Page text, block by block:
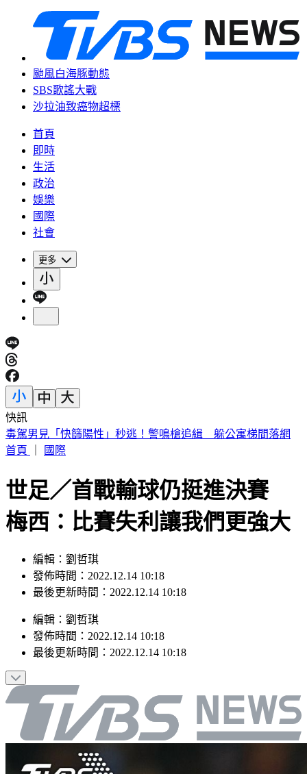
颱風白海豚動態
SBS歌謠大戰
沙拉油致癌物超標
首頁
即時
生活
政治
娛樂
國際
社會
更多
快訊
最快下午發海警！白海豚「4關鍵時間點」 專家曝風雨時程
首頁
國際
世足／首戰輸球仍挺進決賽
梅西：比賽失利讓我們更強大
編輯：劉哲琪
發佈時間：2022.12.14 10:18
最後更新時間：2022.12.14 10:18
編輯 ： 劉哲琪
發佈時間： 2022.12.14 10:18
最後更新時間： 2022.12.14 10:18